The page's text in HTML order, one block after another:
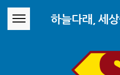
하늘다래, 세